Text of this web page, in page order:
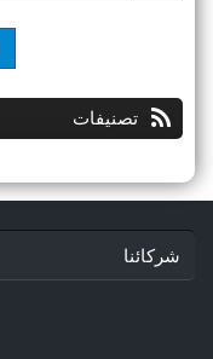
تصنيفات
شركائنا